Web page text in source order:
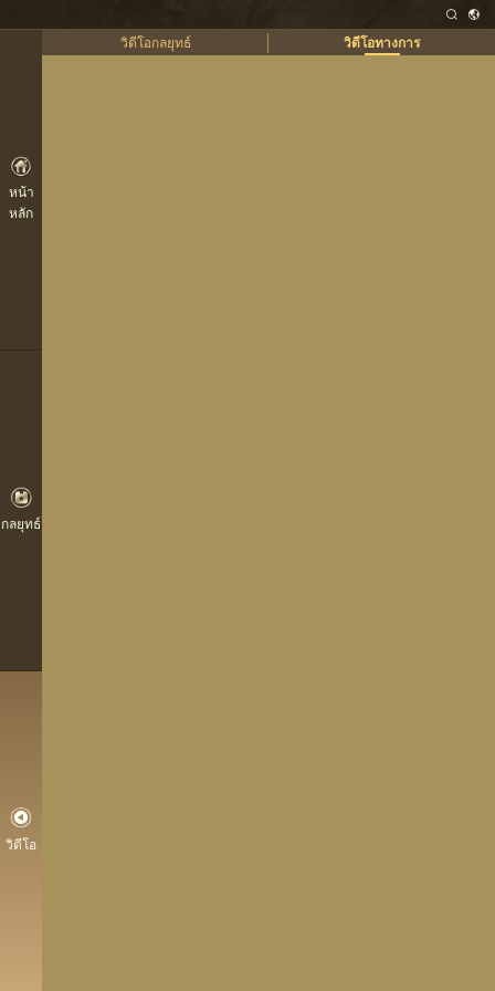
หน้า
หลัก
กลยุทธ์
วิดีโอ
วิดีโอกลยุทธ์ วิดีโอทางการ